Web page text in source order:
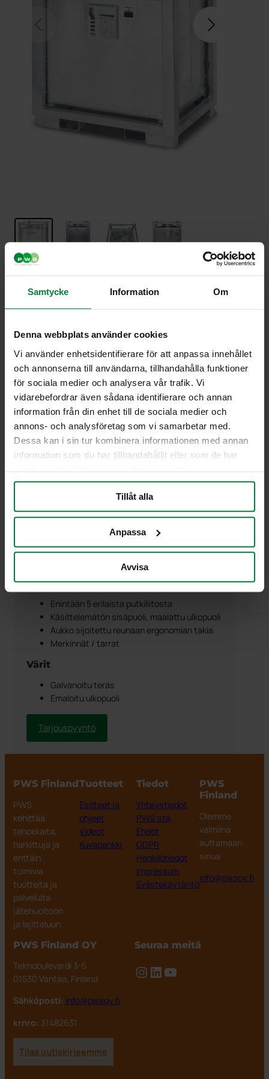
Samtycke Information Om
Denna webbplats använder cookies
Vi använder enhetsidentifierare för att anpassa innehållet
och annonserna till användarna, tillhandahålla funktioner
för sociala medier och analysera vår trafik. Vi
vidarebefordrar även sådana identifierare och annan
information från din enhet till de sociala medier och
annons- och analysföretag som vi samarbetar med.
Dessa kan i sin tur kombinera informationen med annan
information som du har tillhandahållit eller som de har
samlat in när du har använt deras tjänster.
Tillåt alla
Anpassa
Avvisa
ASF 1000oU säiliö
ilman pohjaventtiiliä
Paino 230 kg
Mitat pxlxk 1230x1030x1400
Hyväksynnät
ASF 1000oU – D/BAM0469/31A
Galvanoitu teräs (vakio)
Varustus
Kuljetusteline
Suljettu alapuolelta
Pinottava
Valmis siirrettäväksi nosturilla
Tarkastusluukku ND 300 (200 litraa),
tarkastusluukku ND 400 (445–100 litraa)
Varoventtiili 1/2” (445–1000 litraa)
Saatavilla olevat lisävarusteet
Enintään 5 erilaista putkiliitosta
Käsittelemätön sisäpuoli, maalattu ulkopuoli
Aukko sijoitettu reunaan ergonomian takia
Merkinnät / tarrat
Värit
Galvanoitu teräs
Emaloitu ulkopuoli
Tarjouspyyntö
PWS Finland
PWS
kehittää
tehokkaita,
harkittuja ja
erittäin
toimivia
tuotteita ja
palveluita
jätehuoltoon
ja lajitteluun.
Tuotteet
Esitteet ja
ohjeet
Videot
Kuvapankki
Tiedot
Yhteystiedot
PWS:stä
Ehdot
GDPR
Henkilötiedot
Impressum
Evästekäytäntö
PWS
Finland
Olemme
valmiina
auttamaan
sinua
info@pwsoy.fi
PWS Finland OY
Teknobulevardi 3-5
01530 Vantaa, Finland
Sähköposti: info@pwsoy.fi
krnro: 31482631
Seuraa meitä
Instagram
LinkedIn
YouTube
Tilaa uutiskirjeemme